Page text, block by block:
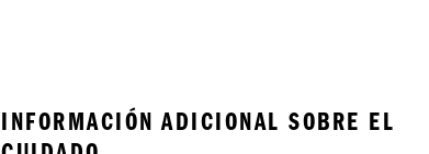
INFORMACIÓN ADICIONAL SOBRE EL